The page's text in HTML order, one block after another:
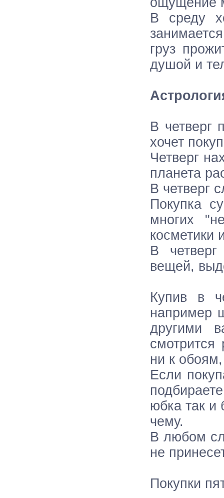
В среду
груз
душой и
В четверг
хочет
Четверг
планета
В четверг
Покупка
многих
косметики
В
вещей,
Купив в
например
другими
ни к
Если
юбка так и
чему.
В любом
не
Покупки